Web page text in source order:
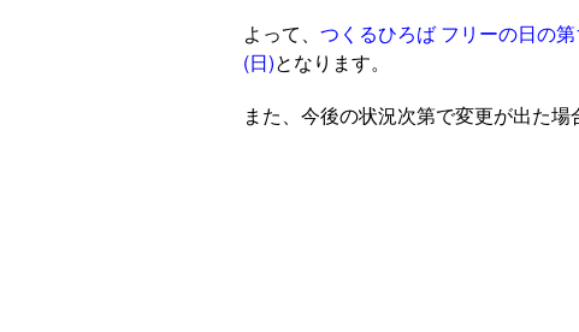
よって、 つくるひろば フリーの日の
(日)となります。
また、今後の状況次第で変更が出た場